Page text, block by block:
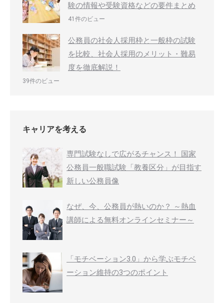
験の情報や受験資格などの要件まとめ
41件のビュー
公務員の社会人採用枠と一般枠の試験
を比較、社会人採用のメリット・難易
度を徹底解説！
39件のビュー
キャリアを考える
専門試験なしで広がるチャンス！ 国家
公務員一般職試験「教養区分」が目指す
新しい公務員像
なぜ、今、公務員が熱いのか？ ～熱血
講師による無料オンラインセミナー～
「モチベーション3.0」から学ぶモチベ
ーション維持の3つのポイント